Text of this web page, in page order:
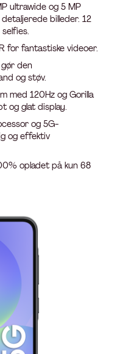
ultrawide og 5 MP
billeder. 12
for fantastiske videoer.
den
og støv.
med 120Hz og Gorilla
og glat display.
og 5G-
og effektiv
opladet på kun 68